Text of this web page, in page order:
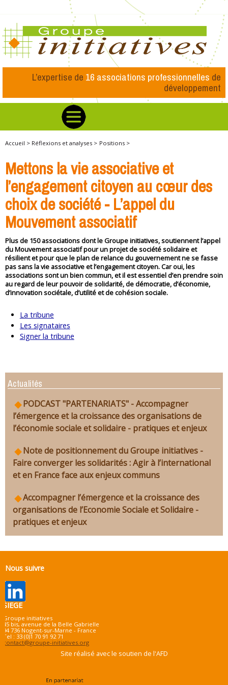
L’expertise de 16 associations professionnelles de
développement
Accueil > Réflexions et analyses > Positions >
Mettons la vie associative et
l’engagement citoyen au cœur des
choix de société - L’appel du
Mouvement associatif
Plus de 150 associations dont le Groupe initiatives, soutiennent l’appel
du Mouvement associatif pour un projet de société solidaire et
résilient et pour que le plan de relance du gouvernement ne se fasse
pas sans la vie associative et l’engagement citoyen. Car oui, les
associations sont un bien commun, et il est essentiel d’en prendre soin
au regard de leur pouvoir de solidarité, de démocratie, d’économie,
d’innovation sociétale, d’utilité et de cohésion sociale.
La tribune
Les signataires
Signer la tribune
Actualités
PODCAST "PARTENARIATS" - Accompagner
l’émergence et la croissance des organisations de
l’économie sociale et solidaire - pratiques et enjeux
Note de positionnement du Groupe initiatives -
Faire converger les solidarités : Agir à l’international
et en France face aux enjeux communs
Accompagner l’émergence et la croissance des
organisations de l’Economie Sociale et Solidaire -
pratiques et enjeux
Nous suivre
SIEGE
Groupe initiatives
45 bis, avenue de la Belle Gabrielle
94 736 Nogent-sur-Marne - France
Tel : 33 (0)1 70 91 92 71
contact@groupe-initiatives.org
Site réalisé avec le soutien de l'AFD